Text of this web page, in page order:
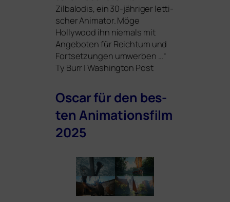
Zilbalodis, ein 30-jäh­ri­ger let­ti­
scher Animator. Möge
Hollywood ihn nie­mals mit
Angeboten für Reichtum und
Fortsetzungen umwer­ben …“
Ty Burr | Washington Post
Oscarfür den bes­
ten Animationsfilm
2025